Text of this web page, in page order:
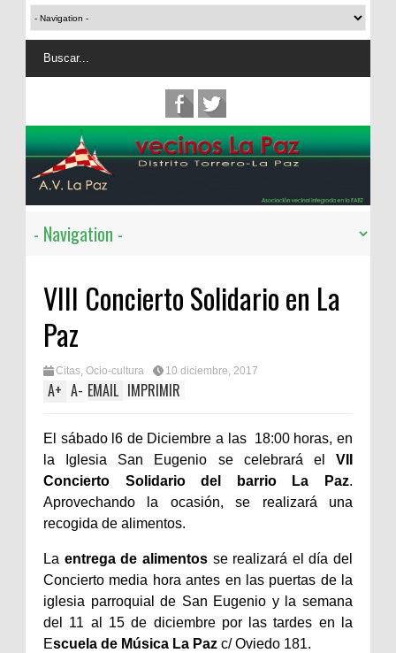
VIII Concierto Solidario en La
Paz
Citas, Ocio-cultura 10 diciembre, 2017
A+ A- EMAIL IMPRIMIR
El sábado l6 de Diciembre a las 18:00 horas, en
la Iglesia San Eugenio se celebrará el
VII
Concierto Solidario del barrio La Paz.
Aprovechando la ocasión, se realizará una
recogida de alimentos.
La entrega de alimentosse realizará el día del
Concierto media hora antes en las puertas de la
iglesia parroquial de San Eugenio y la semana
del 11 al 15 de diciembre por las tardes en la
Escuela de Música La Paz c/ Oviedo 181.